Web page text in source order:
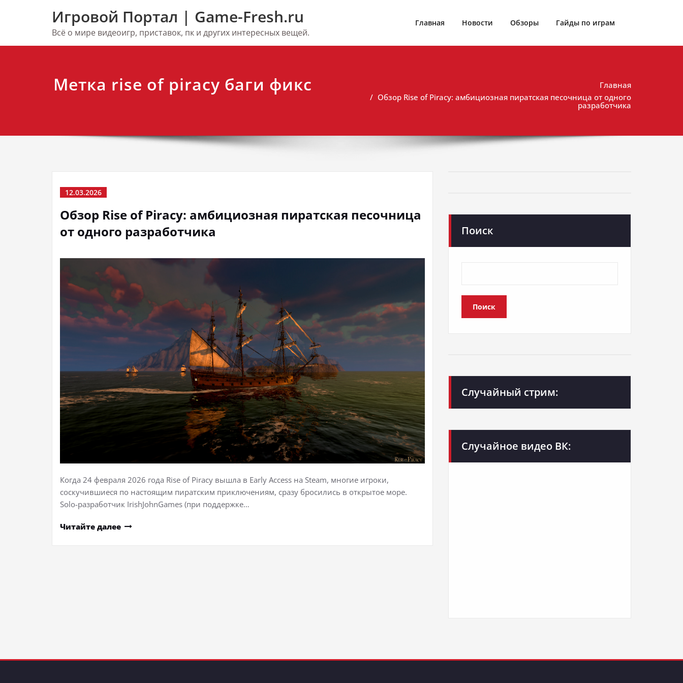
Игровой Портал | Game-Fresh.ru
Всё о мире видеоигр, приставок, пк и других интересных вещей.
Главная Новости Обзоры Гайды по играм
Метка rise of piracy баги фикс
Главная
Обзор Rise of Piracy: амбициозная пиратская песочница от одного
разработчика
12.03.2026
Обзор Rise of Piracy: амбициозная пиратская песочница
от одного разработчика
Когда 24 февраля 2026 года Rise of Piracy вышла в Early Access на Steam, многие игроки,
соскучившиеся по настоящим пиратским приключениям, сразу бросились в открытое море.
Solo-разработчик IrishJohnGames (при поддержке…
Читайте далее
Поиск
Поиск
Случайный стрим:
Случайное видео ВК: